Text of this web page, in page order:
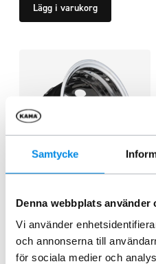
Samtycke
Denna webbplats använder
Vi använder
och annonserna till
för sociala medier och
Lägg i varukorg
Fälginsats 9,00×22,5″ bak
1 868,75kr
Inkl. moms